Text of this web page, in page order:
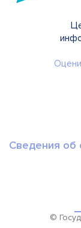
Сведения об
©